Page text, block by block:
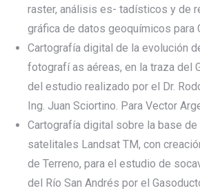
raster, análisis es- tadísticos y de
gráfica de datos geoquímicos para
Cartografía digital de la evolución
fotografí as aéreas, en la traza del
del estudio realizado por el Dr.
Ing. Juan Sciortino. Para Vector
Cartografía digital sobre la base de
satelitales Landsat TM, con
de Terreno, para el estudio de
del Río San Andrés por el